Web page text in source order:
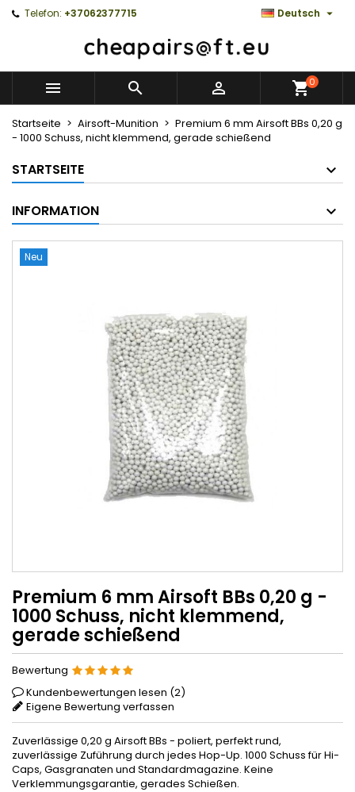
Telefon: +37062377715 Deutsch 
   0
Startseite Airsoft-Munition
Premium 6 mm Airsoft BBs 0,20 g
- 1000 Schuss, nicht klemmend, gerade schießend
STARTSEITE
INFORMATION
Neu
Premium 6 mm Airsoft BBs 0,20 g -
1000 Schuss, nicht klemmend,
gerade schießend
Bewertung
Kundenbewertungen lesen (2)
Eigene Bewertung verfassen
Zuverlässige 0,20 g Airsoft BBs - poliert, perfekt rund,
zuverlässige Zuführung durch jedes Hop-Up. 1000 Schuss für Hi-
Caps, Gasgranaten und Standardmagazine. Keine
Verklemmungsgarantie, gerades Schießen.